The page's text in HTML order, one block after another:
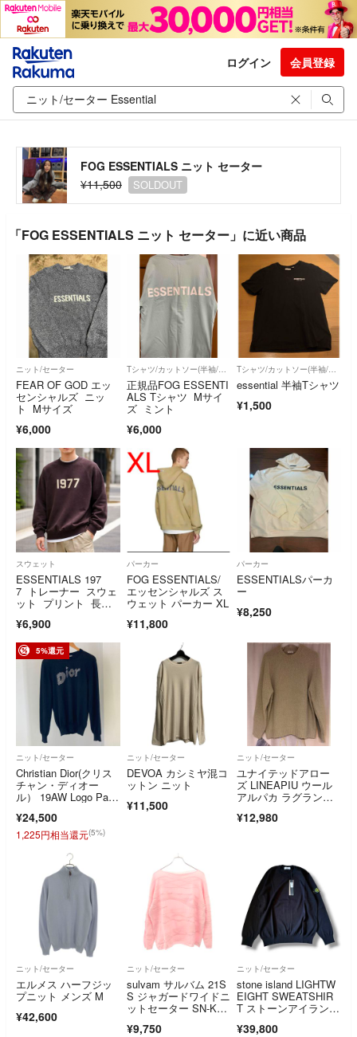
ログイン 会員登録
FOG ESSENTIALS ニット セーター
¥11,500
SOLDOUT
「FOG ESSENTIALS ニット セーター」に近い商品
ニット/セーター
FEAR OF GOD エッ
センシャルズ ニッ
ト Mサイズ
¥6,000
Tシャツ/カットソー(半袖/袖なし)
正規品FOG ESSENTI
ALS Tシャツ Mサイ
ズ ミント
¥6,000
Tシャツ/カットソー(半袖/袖なし)
essential 半袖Tシャツ
¥1,500
スウェット
ESSENTIALS 197
7 トレーナー スウェ
ット プリント 長
¥6,900
パーカー
FOG ESSENTIALS/
エッセンシャルズ ス
ウェット パーカー XL
¥11,800
パーカー
ESSENTIALSパーカ
ー
¥8,250
5%還元
ニット/セーター
Christian Dior(クリス
チャン・ディオー
ル） 19AW Logo Patc
ト サイズM ブラッ
ク ブラック
¥24,500
1,225円相当還元(5%)
ニット/セーター
DEVOA カシミヤ混コ
ットン ニット
¥11,500
ニット/セーター
ユナイテッドアロー
ズ LINEAPIU ウール
アルパカ ラグランニ
¥12,980
ニット/セーター
エルメス ハーフジッ
プニット メンズ M
¥42,600
ニット/セーター
sulvam サルバム 21S
S ジャガードワイドニ
ットセーター SN-K05
¥9,750
ニット/セーター
stone island LIGHTW
EIGHT SWEATSHIR
T ストーンアイラン
¥39,800